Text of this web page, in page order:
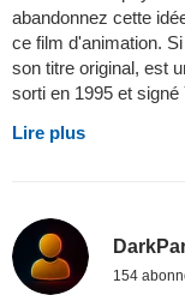
abandonnez cette
ce film d'animation.
son titre original, est
sorti en 1995 et
Lire plus
154